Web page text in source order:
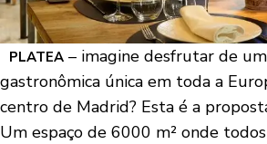
PLATEA – imagine desfrutar de
gastronômica única em toda a
centro de Madrid? Esta é a
Um espaço de 6000 m² onde